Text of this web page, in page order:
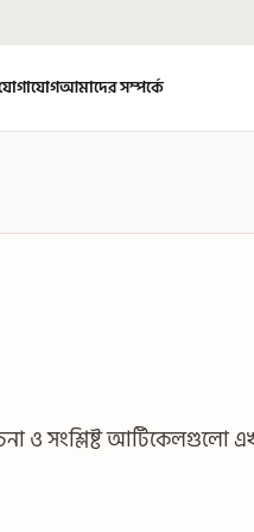
আমাদের সম্পর্কে
ও সংশ্লিষ্ট আর্টিকেলগুলো